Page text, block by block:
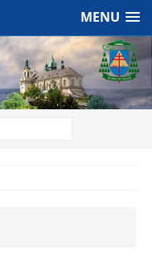
MENU